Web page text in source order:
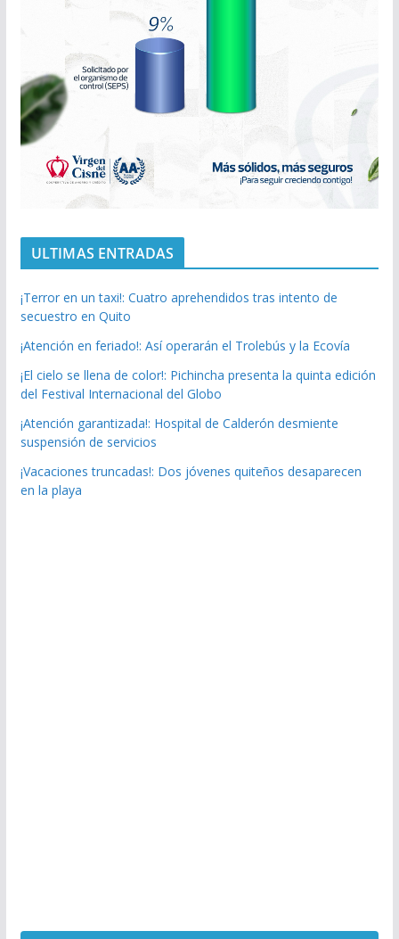
ULTIMAS ENTRADAS
¡Terror en un taxi!: Cuatro aprehendidos tras intento de
secuestro en Quito
¡Atención en feriado!: Así operarán el Trolebús y la Ecovía
¡El cielo se llena de color!: Pichincha presenta la quinta edición
del Festival Internacional del Globo
¡Atención garantizada!: Hospital de Calderón desmiente
suspensión de servicios
¡Vacaciones truncadas!: Dos jóvenes quiteños desaparecen
en la playa